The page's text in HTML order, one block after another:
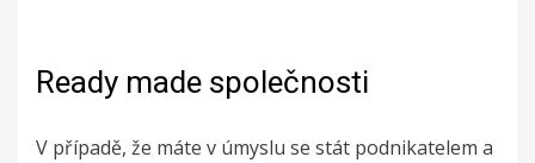
Ready made společnosti
V případě, že máte v úmyslu se stát podnikatelem a